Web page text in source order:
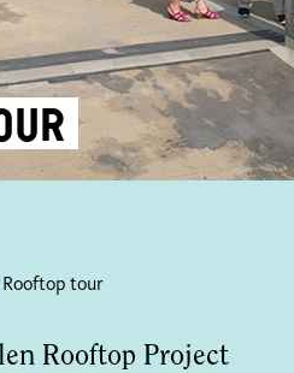
Rooftop tour
Rooftop Project